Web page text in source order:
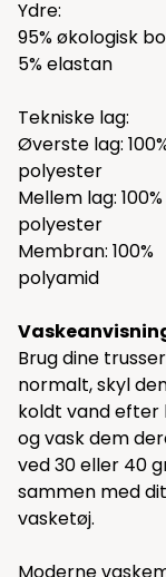
Ydre:
95% økologisk
5% elastan
Tekniske lag:
Øverste lag:
polyester
Mellem lag: 100%
polyester
Membran: 100%
polyamid
Brug dine
normalt, skyl
koldt vand efter
og vask dem
ved 30 eller 40
sammen med
vasketøj.
Moderne